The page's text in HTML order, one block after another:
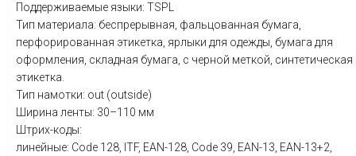
Поддерживаемые языки: TSPL
Тип материала: беспрерывная, фальцованная бумага,
перфорированная этикетка, ярлыки для одежды, бумага для
оформления, складная бумага, с черной меткой, синтетическая
этикетка.
Тип намотки: out (outside)
Ширина ленты: 30–110 мм
Штрих-коды:
линейные: Code 128, ITF, EAN-128, Code 39, EAN-13, EAN-13+2,